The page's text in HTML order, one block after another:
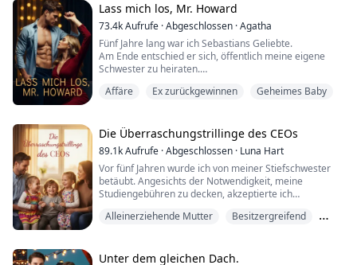
Ich überwache meinen geliebten Lawrence seit vier
Jahren, und plötzlich verschwindet er eines Tages
spurlos.
Ich erhielt eine Einladung.
Möchtest du das ...
Lass mich los, Mr. Howard
73.4kAufrufe ·Abgeschlossen ·Agatha
Fünf Jahre lang war ich Sebastians Geliebte.
Am Ende entschied er sich, öffentlich meine eigene
Schwester zu heiraten.
Ich hielt nicht länger an dieser Beziehung fest und traf
Sebastian vor Eifersucht verrückt.
Er drückte mich gegen die Wand, presste seine Lippen
auf meine und nah...
Affäre Ex zurückgewinnen Geheimes Baby
Die Überraschungstrillinge des CEOs
89.1kAufrufe ·Abgeschlossen · Luna Hart
Vor fünf Jahren wurde ich von meiner Stiefschwester
betäubt. Angesichts der Notwendigkeit, meine
Studiengebühren zu decken, akzeptierte ich
Atem gegen mein Ohr, seine rauen Finger, die meine
drückte gegen meine nasse Muschi, trieb meinen
Alleinerziehende Mutter
Besitzergreifend
Unter dem gleichen Dach.